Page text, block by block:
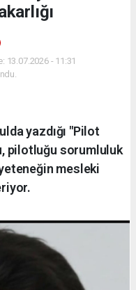
13.07.2026 - 11:31
yazdığı "Pilot
pilotluğu sorumluluk
mesleki